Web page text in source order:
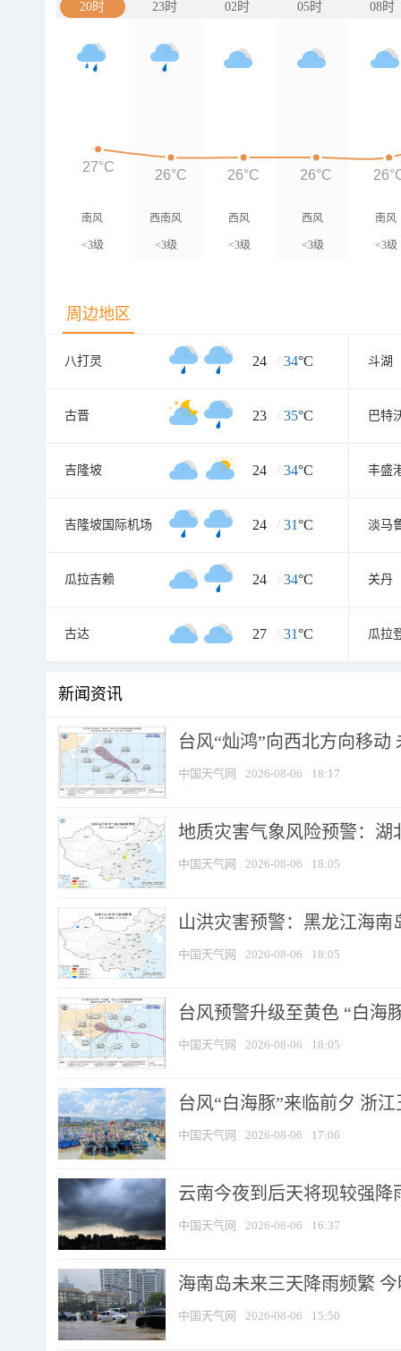
20时 23时 02时 05时 08时
南风
<3级
西南风
<3级
西风
<3级
西风
<3级
南风
<3级
27°C
26°C 26°C 26°C
周边地区
八打灵 24 / 34°C 斗湖
古晋 23 / 35°C 巴特
吉隆坡 24 / 34°C 丰盛
吉隆坡国际机场 24 / 31°C 淡马
瓜拉吉赖 24 / 34°C 关丹
古达 27 / 31°C 瓜拉
新闻资讯
台风“灿鸿”向西北方向移动
中国天气网 2026-08-06 18:17
地质灾害气象风险预警：湖
中国天气网 2026-08-06 18:05
山洪灾害预警：黑龙江海
中国天气网 2026-08-06 18:05
台风预警升级至黄色 “白海
中国天气网 2026-08-06 18:05
台风“白海豚”来临前夕 浙
中国天气网 2026-08-06 17:06
云南今夜到后天将现较强降
中国天气网 2026-08-06 16:37
海南岛未来三天降雨频繁
中国天气网 2026-08-06 15:50